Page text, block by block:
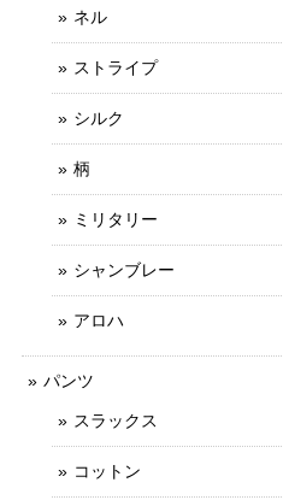
ネル
ストライプ
シルク
柄
ミリタリー
シャンブレー
アロハ
パンツ
スラックス
コットン